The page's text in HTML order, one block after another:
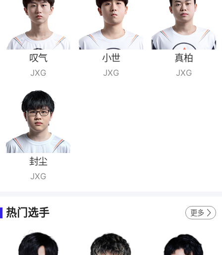
叹气
JXG
小世
JXG
真柏
JXG
封尘
JXG
热门选手 更多